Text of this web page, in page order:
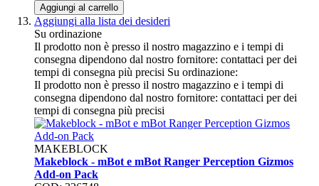
Aggiungi al carrello
Aggiungi alla lista dei desideri
Su ordinazione
Il prodotto non è presso il nostro magazzino e i tempi di
consegna dipendono dal nostro fornitore: contattaci per dei
tempi di consegna più precisi Su ordinazione:
Il prodotto non è presso il nostro magazzino e i tempi di
consegna dipendono dal nostro fornitore: contattaci per dei
tempi di consegna più precisi
MAKEBLOCK
Makeblock - mBot e mBot Ranger Perception Gizmos
Add-on Pack